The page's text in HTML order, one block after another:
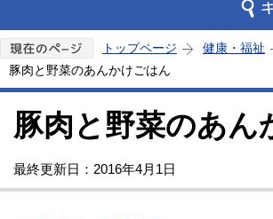
トップページ 健康・福祉
豚肉と野菜のあんかけごはん
豚肉と野菜のあん
最終更新日：2016年4月1日